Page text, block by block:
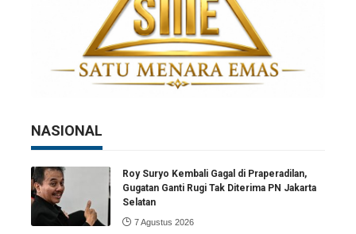
NASIONAL
Roy Suryo Kembali Gagal di Praperadilan,
Gugatan Ganti Rugi Tak Diterima PN Jakarta
Selatan
7 Agustus 2026